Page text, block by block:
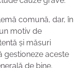
comună, dar, în
motiv de
și măsuri
gestioneze aceste
de bine.